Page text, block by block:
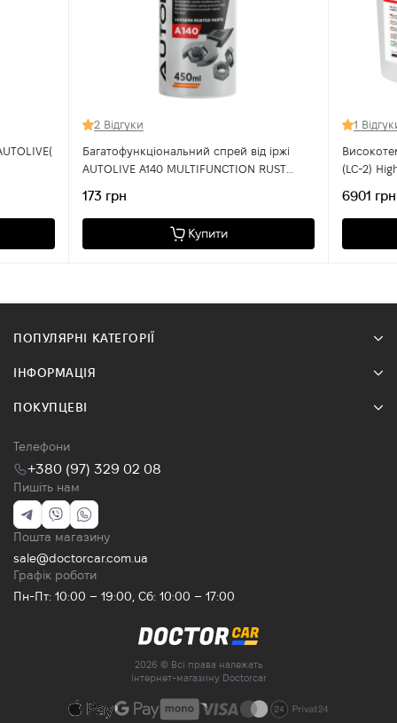
2 Відгуки
Багатофункціональний спрей від іржі
AUTOLIVE A140 MULTIFUNCTION RUST
173 грн
Купити
1
(LC-2)
6901 грн
ПОПУЛЯРНІ КАТЕГОРІЇ
ІНФОРМАЦІЯ
ПОКУПЦЕВІ
Телефони
+380 (97) 329 02 08
Пишіть нам
Пошта магазину
sale@doctorcar.com.ua
Графік роботи
Пн-Пт: 10:00 – 19:00, Сб: 10:00 – 17:00
2026 © Всі права належать
інтернет-магазину Doctorcar